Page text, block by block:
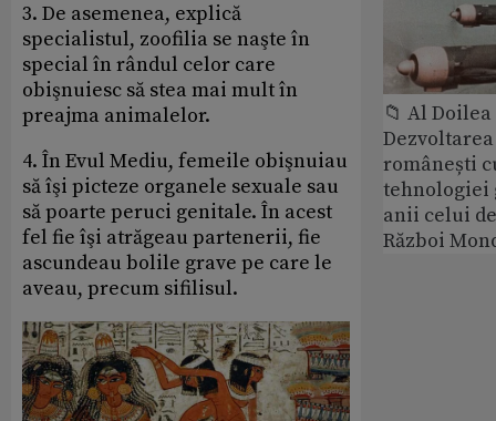
3. De asemenea, explică
specialistul, zoofilia se naşte în
special în rândul celor care
obişnuiesc să stea mai mult în
preajma animalelor.
4. În Evul Mediu, femeile obişnuiau
să îşi picteze organele sexuale sau
să poarte peruci genitale. În acest
fel fie îşi atrăgeau partenerii, fie
ascundeau bolile grave pe care le
aveau, precum sifilisul.
📁 Al
românești
tehnologiei
anii celui
Război